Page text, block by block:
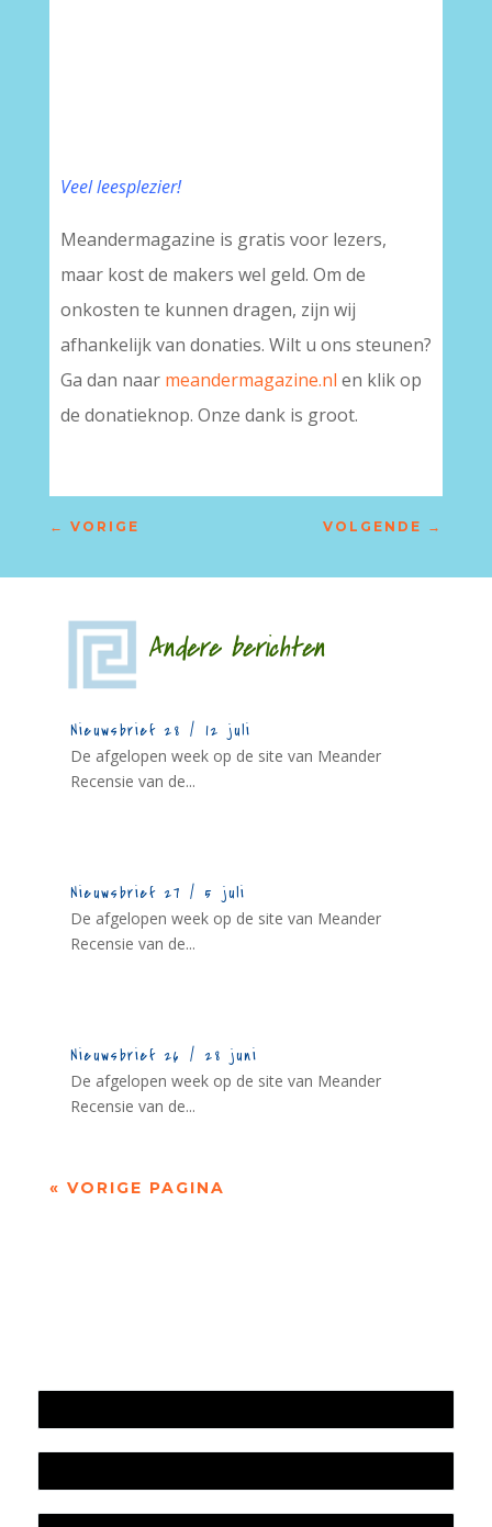
Veel leesplezier!
Meandermagazine is gratis voor lezers,
maar kost de makers wel geld. Om de
onkosten te kunnen dragen, zijn wij
afhankelijk van donaties. Wilt u ons steunen?
Ga dan naar meandermagazine.nl en klik op
de donatieknop. Onze dank is groot.
← VORIGE VOLGENDE →
Andere berichten
Nieuwsbrief 28 / 12 juli
De afgelopen week op de site van Meander
Recensie van de...
Nieuwsbrief 27 / 5 juli
De afgelopen week op de site van Meander
Recensie van de...
Nieuwsbrief 26 / 28 juni
De afgelopen week op de site van Meander
Recensie van de...
« VORIGE PAGINA